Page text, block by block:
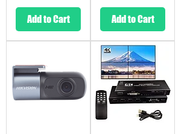
Add to Cart Add to Cart